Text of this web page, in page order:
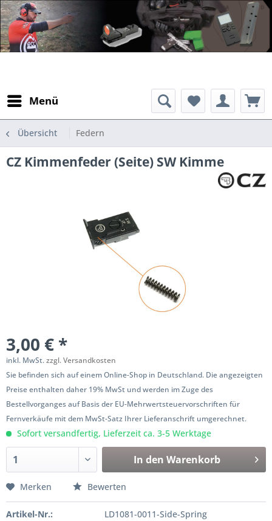
Menü
Übersicht Federn
CZ Kimmenfeder (Seite) SW Kimme
3,00 € *
inkl. MwSt.zzgl. Versandkosten
Sie befinden sich auf einem Online-Shop in Deutschland. Die angezeigten
Preise enthalten daher 19% MwSt und werden im Zuge des
Bestellvorganges auf Basis der EU-Mehrwertsteuervorschriften für
Fernverkäufe mit dem MwSt-Satz Ihrer Lieferanschrift umgerechnet.
Sofort versandfertig, Lieferzeit ca. 3-5 Werktage
In den Warenkorb
Merken Bewerten
Artikel-Nr.: LD1081-0011-Side-Spring